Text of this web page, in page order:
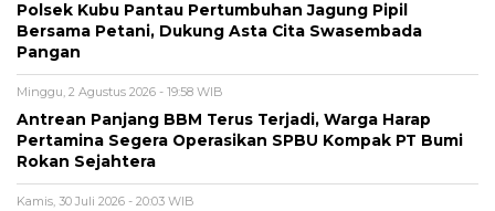
Polsek Kubu Pantau Pertumbuhan Jagung Pipil
Bersama Petani, Dukung Asta Cita Swasembada
Pangan
Minggu, 2 Agustus 2026 - 19:58 WIB
Antrean Panjang BBM Terus Terjadi, Warga Harap
Pertamina Segera Operasikan SPBU Kompak PT Bumi
Rokan Sejahtera
Kamis, 30 Juli 2026 - 20:03 WIB